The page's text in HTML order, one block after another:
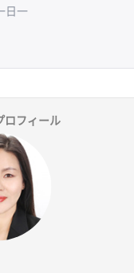
日一
ロフィール